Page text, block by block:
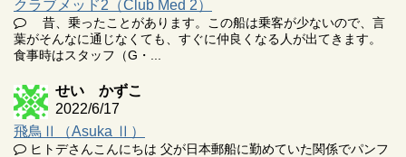
クラブメッド2（Club Med 2）
昔、乗ったことがあります。この船は乗客が少ないので、言
葉がそんなに通じなくても、すぐに仲良くなる人が出てきます。
食事時はスタッフ（G・...
せい かずこ
2022/6/17
飛鳥Ⅱ（Asuka Ⅱ）
ヒトデさんこんにちは 父が日本郵船に勤めていた関係でパンフ